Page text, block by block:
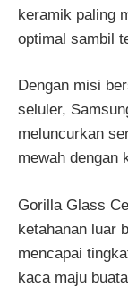
keramik paling
optimal sambil
Dengan misi
seluler,
meluncurkan
mewah dengan
Gorilla Glass
ketahanan luar
mencapai
kaca maju